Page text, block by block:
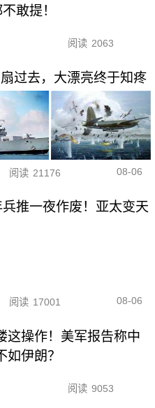
敢提！
阅读 2063
过去，大漂亮终于知疼
阅读 21176 08-06
推一夜作废！亚太变天
阅读 17001 08-06
这操作！美军报告称中
如伊朗？
阅读 9053